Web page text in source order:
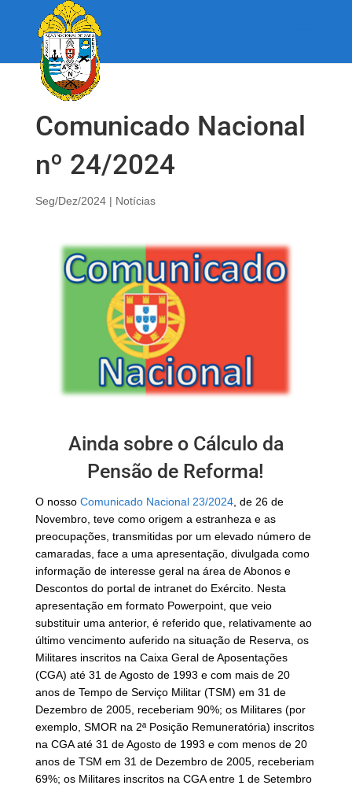
Comunicado Nacional
nº 24/2024
Seg/Dez/2024| Notícias
Ainda sobre o Cálculo da
Pensão de Reforma!
O nosso Comunicado Nacional 23/2024, de 26 de
Novembro, teve como origem a estranheza e as
preocupações, transmitidas por um elevado número de
camaradas, face a uma apresentação, divulgada como
informação de interesse geral na área de Abonos e
Descontos do portal de intranet do Exército. Nesta
apresentação em formato Powerpoint, que veio
substituir uma anterior, é referido que, relativamente ao
último vencimento auferido na situação de Reserva, os
Militares inscritos na Caixa Geral de Aposentações
(CGA) até 31 de Agosto de 1993 e com mais de 20
anos de Tempo de Serviço Militar (TSM) em 31 de
Dezembro de 2005, receberiam 90%; os Militares (por
exemplo, SMOR na 2ª Posição Remuneratória) inscritos
na CGA até 31 de Agosto de 1993 e com menos de 20
anos de TSM em 31 de Dezembro de 2005, receberiam
69%; os Militares inscritos na CGA entre 1 de Setembro